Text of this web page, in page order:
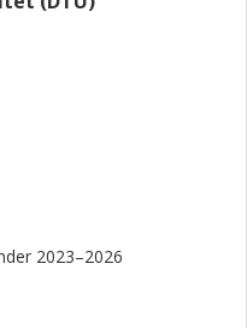
2023–2026